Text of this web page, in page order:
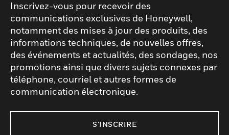
Inscrivez-vous pour recevoir des
communications exclusives de Honeywell,
notamment des mises à jour des produits, des
informations techniques, de nouvelles offres,
des événements et actualités, des sondages, nos
promotions ainsi que divers sujets connexes par
téléphone, courriel et autres formes de
communication électronique.
S'INSCRIRE